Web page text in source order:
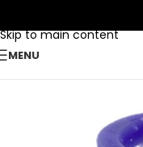
Skip to main content
MENU